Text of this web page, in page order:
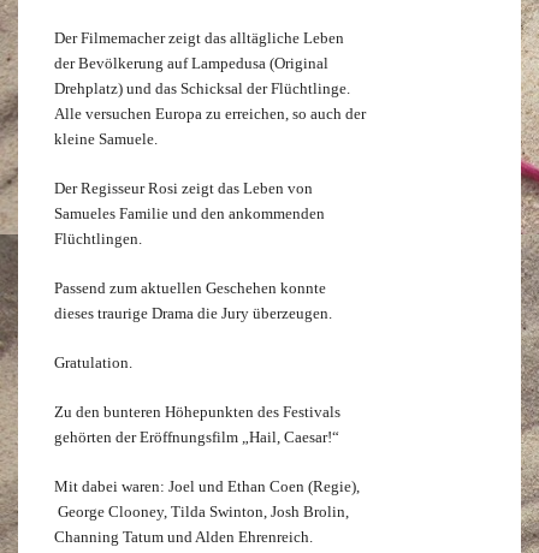
Der Filmemacher zeigt das alltägliche Leben
der Bevölkerung auf Lampedusa (Original
Drehplatz) und das Schicksal der Flüchtlinge.
Alle versuchen Europa zu erreichen, so auch der
kleine Samuele.
Der Regisseur Rosi zeigt das Leben von
Samueles Familie und den ankommenden
Flüchtlingen.
Passend zum aktuellen Geschehen konnte
dieses traurige Drama die Jury überzeugen.
Gratulation.
Zu den bunteren Höhepunkten des Festivals
gehörten der Eröffnungsfilm „Hail, Caesar!“
Mit dabei waren: Joel und Ethan Coen (Regie),
George Clooney, Tilda Swinton, Josh Brolin,
Channing Tatum und Alden Ehrenreich.